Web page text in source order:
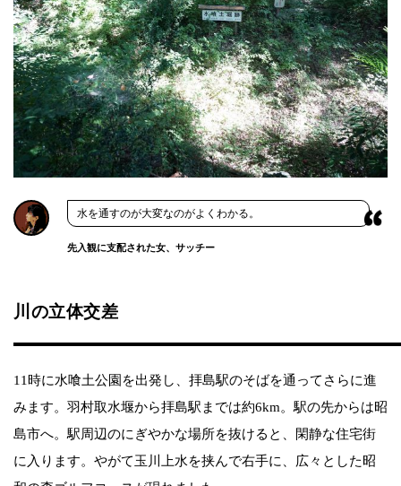
水を通すのが大変なのがよくわかる。
先入観に支配された女、サッチー
川の立体交差
11時に水喰土公園を出発し、拝島駅のそばを通ってさらに進
みます。羽村取水堰から拝島駅までは約6km。駅の先からは昭
島市へ。駅周辺のにぎやかな場所を抜けると、閑静な住宅街
に入ります。やがて玉川上水を挟んで右手に、広々とした昭